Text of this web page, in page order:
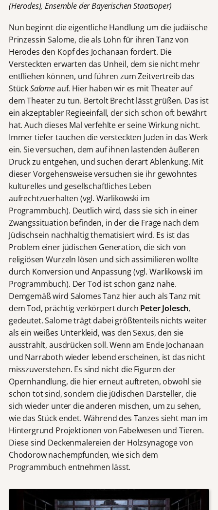
(Herodes), Ensemble der Bayerischen Staatsoper)
Nun beginnt die eigentliche Handlung um die judäische
Prinzessin Salome, die als Lohn für ihren Tanz von
Herodes den Kopf des Jochanaan fordert. Die
Versteckten erwarten das Unheil, dem sie nicht mehr
entfliehen können, und führen zum Zeitvertreib das
StückSalomeauf. Hier haben wir es mit Theater auf
dem Theater zu tun. Bertolt Brecht lässt grüßen. Das ist
ein akzeptabler Regieeinfall, der sich schon oft bewährt
hat. Auch dieses Mal verfehlte er seine Wirkung nicht.
Immer tiefer tauchen die versteckten Juden in das Werk
ein. Sie versuchen, dem auf ihnen lastenden äußeren
Druck zu entgehen, und suchen derart Ablenkung. Mit
dieser Vorgehensweise versuchen sie ihr gewohntes
kulturelles und gesellschaftliches Leben
aufrechtzuerhalten (vgl. Warlikowski im
Programmbuch). Deutlich wird, dass sie sich in einer
Zwangssituation befinden, in der die Frage nach dem
Jüdischsein nachhaltig thematisiert wird. Es ist das
Problem einer jüdischen Generation, die sich von
religiösen Wurzeln lösen und sich assimilieren wollte
durch Konversion und Anpassung (vgl. Warlikowski im
Programmbuch). Der Tod ist schon ganz nahe.
Demgemäß wird Salomes Tanz hier auch als Tanz mit
dem Tod, prächtig verkörpert durch Peter Jolesch,
gedeutet. Salome trägt dabei größtenteils nichts weiter
als ein weißes Unterkleid, was den Sexus, den sie
ausstrahlt, ausdrücken soll. Wenn am Ende Jochanaan
und Narraboth wieder lebend erscheinen, ist das nicht
misszuverstehen. Es sind nicht die Figuren der
Opernhandlung, die hier erneut auftreten, obwohl sie
schon tot sind, sondern die jüdischen Darsteller, die
sich wieder unter die anderen mischen, um zu sehen,
wie das Stück endet. Während des Tanzes sieht man im
Hintergrund Projektionen von Fabelwesen und Tieren.
Diese sind Deckenmalereien der Holzsynagoge von
Chodorow nachempfunden, wie sich dem
Programmbuch entnehmen lässt.